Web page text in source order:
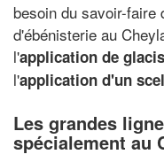
besoin du savoir-faire
d'ébénisterie au
l'application de glacis
l'application d'un
Les grandes
spécialement au